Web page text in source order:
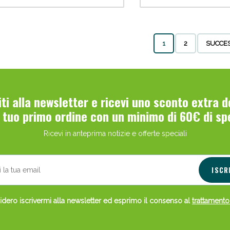
1 2
alla newsletter e ricevi uno sconto extra
primo ordine con un minimo di 60€ di
Ricevi in anteprima notizie e offerte speciali
iscrivermi alla newsletter ed esprimo il consenso al
Scopri le offerte di Oggi